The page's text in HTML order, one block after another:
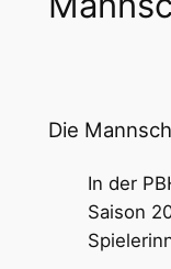
Die
In der
Saison